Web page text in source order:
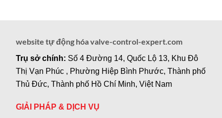
website tự động hóa valve-control-expert.com
Trụ sở chính: Số 4 Đường 14, Quốc Lộ 13, Khu Đô
Thị Vạn Phúc , Phường Hiệp Bình Phước, Thành phố
Thủ Đức, Thành phố Hồ Chí Minh, Việt Nam
GIẢI PHÁP & DỊCH VỤ